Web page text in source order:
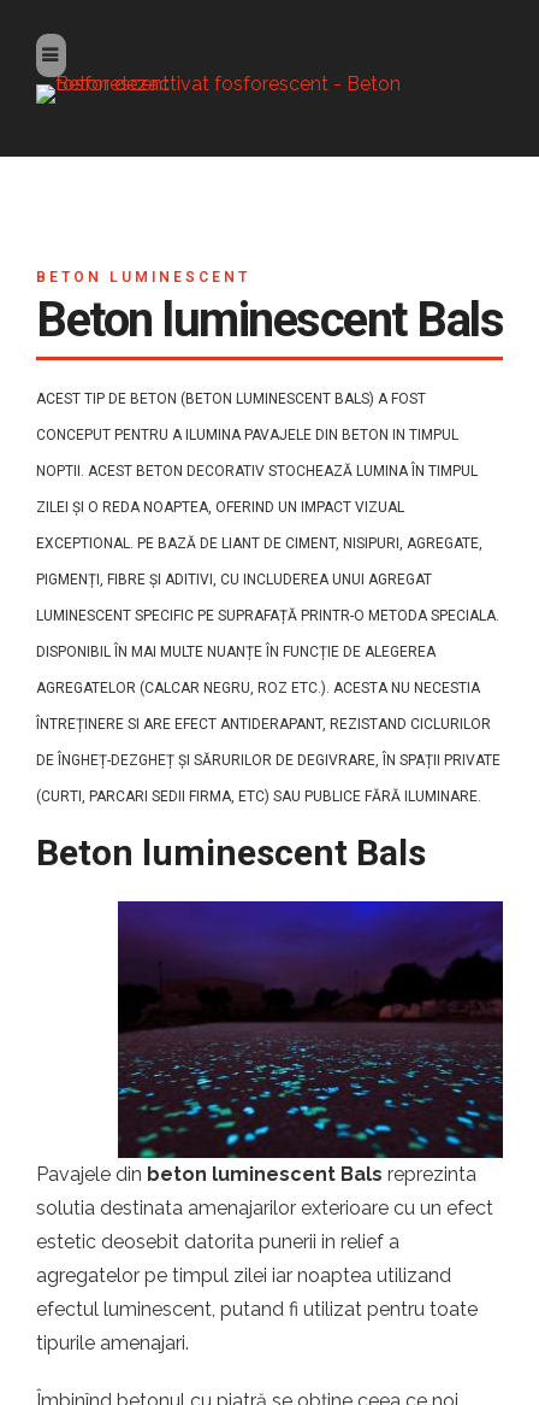
BETON LUMINESCENT
Beton luminescent Bals
ACEST TIP DE BETON (BETON LUMINESCENT BALS) A FOST
CONCEPUT PENTRU A ILUMINA PAVAJELE DIN BETON IN TIMPUL
NOPTII. ACEST BETON DECORATIV STOCHEAZĂ LUMINA ÎN TIMPUL
ZILEI ȘI O REDA NOAPTEA, OFERIND UN IMPACT VIZUAL
EXCEPTIONAL. PE BAZĂ DE LIANT DE CIMENT, NISIPURI, AGREGATE,
PIGMENȚI, FIBRE ȘI ADITIVI, CU INCLUDEREA UNUI AGREGAT
LUMINESCENT SPECIFIC PE SUPRAFAȚĂ PRINTR-O METODA SPECIALA.
DISPONIBIL ÎN MAI MULTE NUANȚE ÎN FUNCȚIE DE ALEGEREA
AGREGATELOR (CALCAR NEGRU, ROZ ETC.). ACESTA NU NECESTIA
ÎNTREȚINERE SI ARE EFECT ANTIDERAPANT, REZISTAND CICLURILOR
DE ÎNGHEȚ-DEZGHEȚ ȘI SĂRURILOR DE DEGIVRARE, ÎN SPAȚII PRIVATE
(CURTI, PARCARI SEDII FIRMA, ETC) SAU PUBLICE FĂRĂ ILUMINARE.
Beton luminescent Bals
Pavajele din beton luminescent Bals reprezinta
solutia destinata amenajarilor exterioare cu un efect
estetic deosebit datorita punerii in relief a
agregatelor pe timpul zilei iar noaptea utilizand
efectul luminescent, putand fi utilizat pentru toate
tipurile amenajari.